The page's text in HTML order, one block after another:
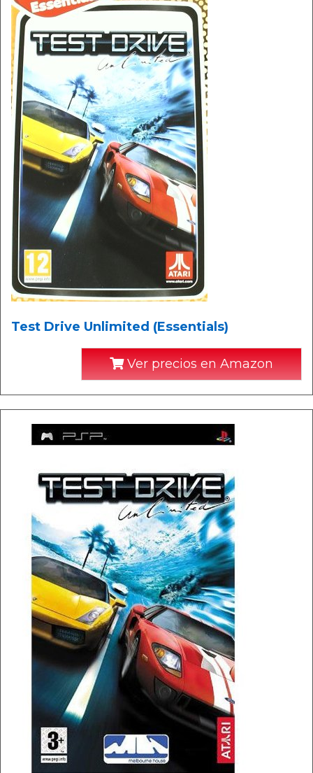
Test Drive Unlimited (Essentials)
Ver precios en Amazon